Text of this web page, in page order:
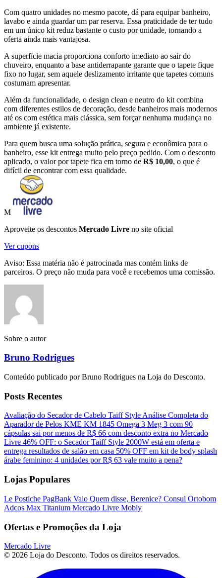
Com quatro unidades no mesmo pacote, dá para equipar banheiro,
lavabo e ainda guardar um par reserva. Essa praticidade de ter tudo
em um único kit reduz bastante o custo por unidade, tornando a
oferta ainda mais vantajosa.
A superfície macia proporciona conforto imediato ao sair do
chuveiro, enquanto a base antiderrapante garante que o tapete fique
fixo no lugar, sem aquele deslizamento irritante que tapetes comuns
costumam apresentar.
Além da funcionalidade, o design clean e neutro do kit combina
com diferentes estilos de decoração, desde banheiros mais modernos
até os com estética mais clássica, sem forçar nenhuma mudança no
ambiente já existente.
Para quem busca uma solução prática, segura e econômica para o
banheiro, esse kit entrega muito pelo preço pedido. Com o desconto
aplicado, o valor por tapete fica em torno de R$ 10,00, o que é
difícil de encontrar com essa qualidade.
M
Aproveite os descontos Mercado Livre no site oficial
Ver cupons
Aviso: Essa matéria não é patrocinada mas contém links de
parceiros. O preço não muda para você e recebemos uma comissão.
Sobre o autor
Bruno Rodrigues
Conteúdo publicado por Bruno Rodrigues na Loja do Desconto.
Posts Recentes
Avaliação do Secador de Cabelo Taiff StyleAnálise Completa do
Aparador de Pelos KME KM 1845 Omega 3 Meg 3 com 90
cápsulas sai por menos de R$ 66 com desconto extra no Mercado
Livre 46% OFF: o Secador Taiff Style 2000W está em oferta e
entrega resultados de salão em casa 50% OFF em kit de body splash
árabe feminino: 4 unidades por R$ 63 vale muito a pena?
Lojas Populares
Le Postiche PagBank Vaio Quem disse, Berenice? Consul Ortobom
Adcos Max Titanium Mercado Livre Mobly
Ofertas e Promoções da Loja
Mercado Livre
© 2026 Loja do Desconto. Todos os direitos reservados.